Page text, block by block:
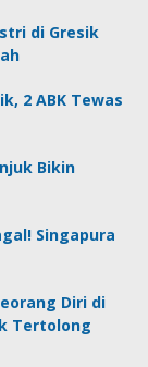
di Gresik
2 ABK Tewas
Bikin
Singapura
Diri di
Tertolong